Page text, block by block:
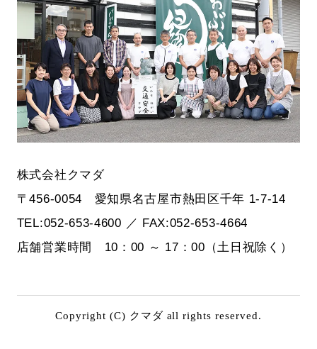
株式会社クマダ
〒456-0054 愛知県名古屋市熱田区千年 1-7-14
TEL:052-653-4600 ／ FAX:052-653-4664
店舗営業時間 10：00 ～ 17：00（土日祝除く）
Copyright (C) クマダ all rights reserved.